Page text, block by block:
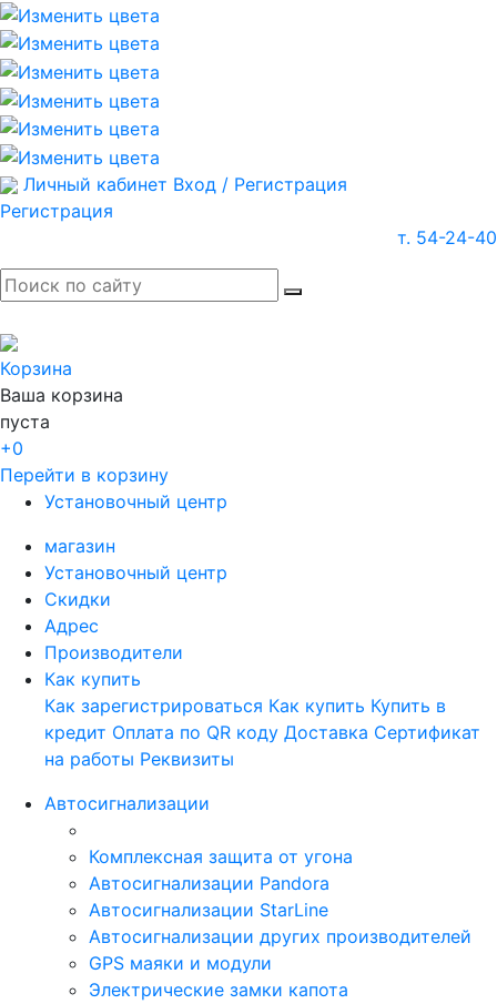
Личный кабинет Вход / Регистрация
Регистрация
т. 54-24-40
Корзина
Ваша корзина
пуста
+0
Перейти в корзину
Установочный центр
магазин
Установочный центр
Скидки
Адрес
Производители
Как купить
Как зарегистрироваться Как купить Купить в
кредит Оплата по QR коду Доставка Сертификат
на работы Реквизиты
Автосигнализации
Комплексная защита от угона
Автосигнализации Pandora
Автосигнализации StarLine
Автосигнализации других производителей
GPS маяки и модули
Электрические замки капота